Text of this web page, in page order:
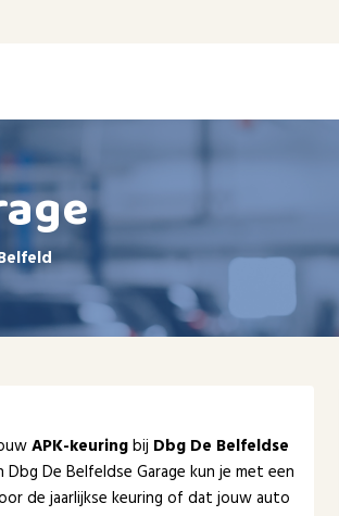
APK-keuringbij Dbg De Belfeldse
De Belfeldse Garage kun je met een
de jaarlijkse keuring of dat jouw auto